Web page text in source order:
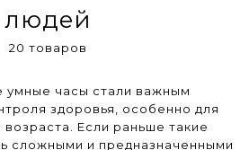
людей
20 товаров
часы стали важным
здоровья, особенно для
Если раньше такие
сложными и предназначенными